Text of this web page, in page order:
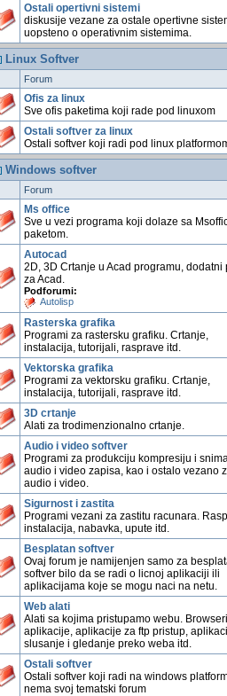
Ostali opertivni sistemi
diskusije vezane za ostale opertivne
uopsteno o operativnim sistemima.
Linux Softver
Forum
Ofis za linux
Sve ofis paketima koji rade pod linuxom
Ostali softver za linux
Ostali softver koji radi pod linux
Windows softver
Forum
Ms office
Sve u vezi programa koji dolaze sa
paketom.
Autocad
2D, 3D Crtanje u Acad programu, dodatni
za Acad.
Podforumi:
Autolisp
Rasterska grafika
Programi za rastersku grafiku. Crtanje,
instalacija, tutorijali, rasprave itd.
Vektorska grafika
Programi za vektorsku grafiku. Crtanje,
instalacija, tutorijali, rasprave itd.
3D crtanje
Alati za trodimenzionalno crtanje.
Audio i video softver
Programi za produkciju kompresiju i
audio i video zapisa, kao i ostalo vezano
audio i video.
Sigurnost i zastita
Programi vezani za zastitu racunara.
instalacija, nabavka, upute itd.
Besplatan softver
Ovaj forum je namijenjen samo za
softver bilo da se radi o licnoj aplikaciji ili
aplikacijama koje se mogu naci na netu.
Web alati
Alati sa kojima pristupamo webu.
aplikacije, aplikacije za ftp pristup,
slusanje i gledanje preko weba itd.
Ostali softver
Ostali softver koji radi na windows
nema svoj tematski forum